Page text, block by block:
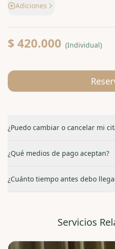
Adiciones
$ 420.000 (Individual)
¿Puedo cambiar o cancelar mi
¿Qué medios de pago aceptan?
¿Cuánto tiempo antes debo
Servicios